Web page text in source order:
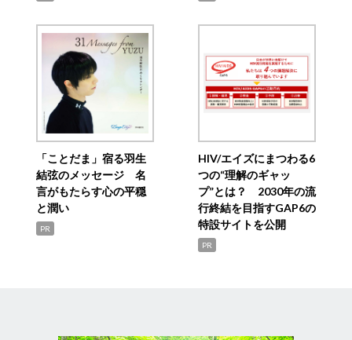
「ことだま」宿る羽生
結弦のメッセージ 名
言がもたらす心の平穏
と潤い
PR
HIV/エイズにまつわる6
つの“理解のギャッ
プ”とは？ 2030年の流
行終結を目指すGAP6の
特設サイトを公開
PR